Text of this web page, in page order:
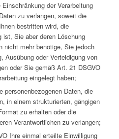
der Verarbeitung
zu verlangen, soweit die
bestritten wird, die
ist, Sie aber deren Löschung
nicht mehr benötige, Sie jedoch
Ausübung oder Verteidigung von
oder Sie gemäß Art. 21 DSGVO
eingelegt haben;
personenbezogenen Daten, die
in einem strukturierten, gängigen
zu erhalten oder die
Verantwortlichen zu verlangen;
Ihre einmal erteilte Einwilligung